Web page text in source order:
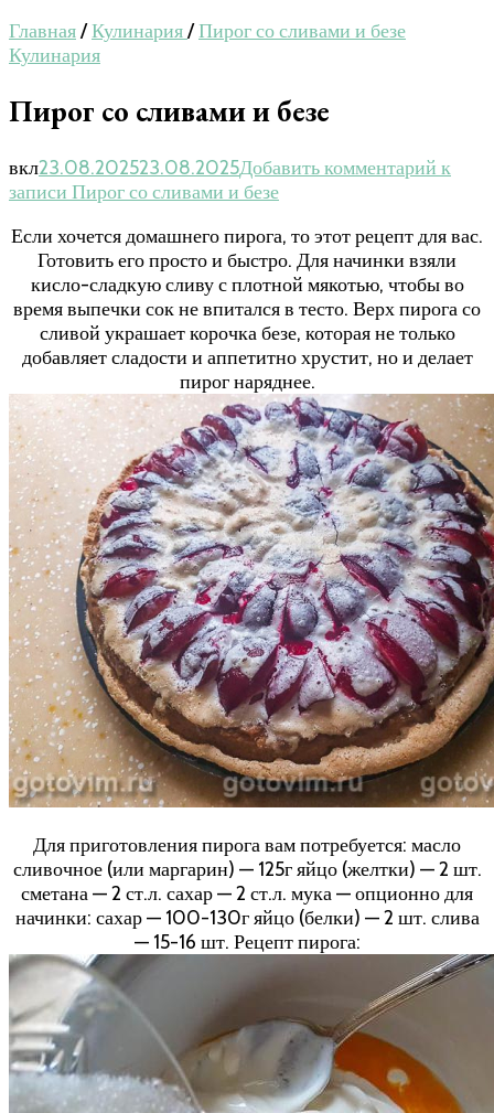
Главная/Кулинария/Пирог со сливами и безе
Кулинария
Пирог со сливами и безе
вкл23.08.202523.08.2025Добавить комментарий к
записи Пирог со сливами и безе
Если хочется домашнего пирога, то этот рецепт для вас.
Готовить его просто и быстро. Для начинки взяли
кисло-сладкую сливу с плотной мякотью, чтобы во
время выпечки сок не впитался в тесто. Верх пирога со
сливой украшает корочка безе, которая не только
добавляет сладости и аппетитно хрустит, но и делает
пирог наряднее.
Для приготовления пирога вам потребуется: масло
сливочное (или маргарин) — 125г яйцо (желтки) — 2 шт.
сметана — 2 ст.л. сахар — 2 ст.л. мука — опционно для
начинки: сахар — 100-130г яйцо (белки) — 2 шт. слива
— 15-16 шт. Рецепт пирога: